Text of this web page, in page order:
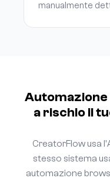
manualmente
a rischio il
CreatorFlow usa
stesso sistema
automazione